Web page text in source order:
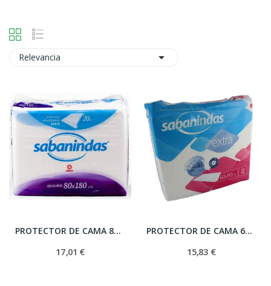
Relevancia 
PROTECTOR DE CAMA 80 X 180 20 U
17,01 €
PROTECTOR DE CAMA 60 X 90 20 U
15,83 €